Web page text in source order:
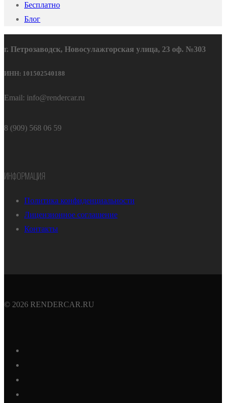
Бесплатно
Блог
г. Петрозаводск, Новосулажгорская улица, 23 оф. №303
ИНН: 101502540188
Email: info@rendercar.ru
8 (909) 568 06 59
ИНФОРМАЦИЯ
Политика конфиденциальности
Лицензионное соглашение
Контакты
© 2026 RENDERCAR.RU